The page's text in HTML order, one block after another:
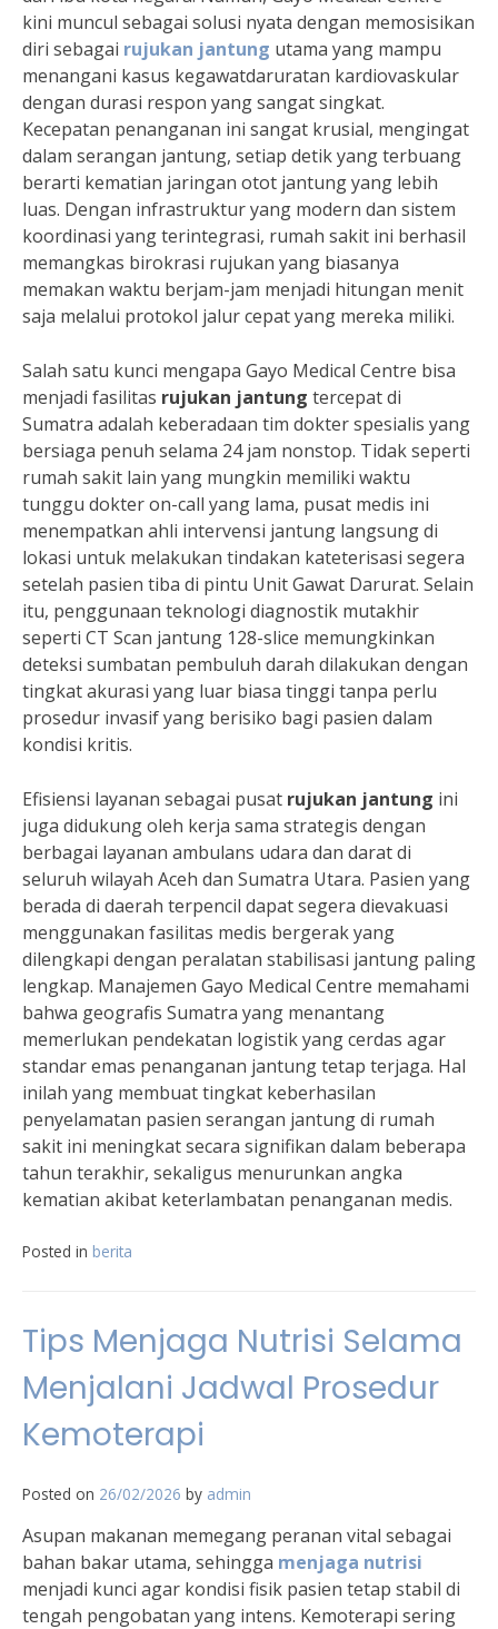
kini muncul sebagai solusi nyata dengan memosisikan
diri sebagai rujukan jantung utama yang mampu
menangani kasus kegawatdaruratan kardiovaskular
dengan durasi respon yang sangat singkat.
Kecepatan penanganan ini sangat krusial, mengingat
dalam serangan jantung, setiap detik yang terbuang
berarti kematian jaringan otot jantung yang lebih
luas. Dengan infrastruktur yang modern dan sistem
koordinasi yang terintegrasi, rumah sakit ini berhasil
memangkas birokrasi rujukan yang biasanya
memakan waktu berjam-jam menjadi hitungan menit
saja melalui protokol jalur cepat yang mereka miliki.
Salah satu kunci mengapa Gayo Medical Centre bisa
menjadi fasilitas rujukan jantung tercepat di
Sumatra adalah keberadaan tim dokter spesialis yang
bersiaga penuh selama 24 jam nonstop. Tidak seperti
rumah sakit lain yang mungkin memiliki waktu
tunggu dokter on-call yang lama, pusat medis ini
menempatkan ahli intervensi jantung langsung di
lokasi untuk melakukan tindakan kateterisasi segera
setelah pasien tiba di pintu Unit Gawat Darurat. Selain
itu, penggunaan teknologi diagnostik mutakhir
seperti CT Scan jantung 128-slice memungkinkan
deteksi sumbatan pembuluh darah dilakukan dengan
tingkat akurasi yang luar biasa tinggi tanpa perlu
prosedur invasif yang berisiko bagi pasien dalam
kondisi kritis.
Efisiensi layanan sebagai pusat rujukan jantung ini
juga didukung oleh kerja sama strategis dengan
berbagai layanan ambulans udara dan darat di
seluruh wilayah Aceh dan Sumatra Utara. Pasien yang
berada di daerah terpencil dapat segera dievakuasi
menggunakan fasilitas medis bergerak yang
dilengkapi dengan peralatan stabilisasi jantung paling
lengkap. Manajemen Gayo Medical Centre memahami
bahwa geografis Sumatra yang menantang
memerlukan pendekatan logistik yang cerdas agar
standar emas penanganan jantung tetap terjaga. Hal
inilah yang membuat tingkat keberhasilan
penyelamatan pasien serangan jantung di rumah
sakit ini meningkat secara signifikan dalam beberapa
tahun terakhir, sekaligus menurunkan angka
kematian akibat keterlambatan penanganan medis.
Posted in berita
Tips Menjaga Nutrisi Selama
Menjalani Jadwal Prosedur
Kemoterapi
Posted on 26/02/2026 by admin
Asupan makanan memegang peranan vital sebagai
bahan bakar utama, sehingga menjaga nutrisi
menjadi kunci agar kondisi fisik pasien tetap stabil di
tengah pengobatan yang intens. Kemoterapi sering